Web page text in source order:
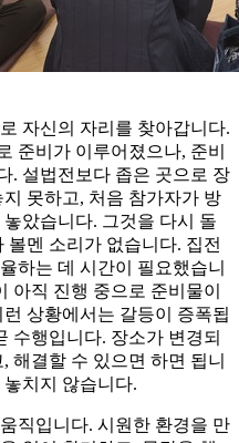
자신의 자리를 찾아갑니다.
준비가 이루어졌으나, 준비
. 설법전보다 좁은 곳으로 장
못하고, 처음 참가자가 방
았습니다. 그것을 다시 돌
멘 소리가 없습니다. 집전
하는 데 시간이 필요했습니
아직 진행 중으로 준비물이
상황에서는 갈등이 증폭됩
수행입니다. 장소가 변경되
해결할 수 있으면 하면 됩니
치지 않습니다.
직입니다. 시원한 환경을 만